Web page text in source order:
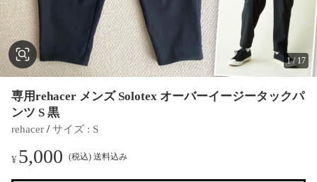
1/ 17
専用rehacer メンズ Solotex オーバーイージータックパ
ンツ S 黒
rehacer / サイズ : S
¥5,000 (税込) 送料込み